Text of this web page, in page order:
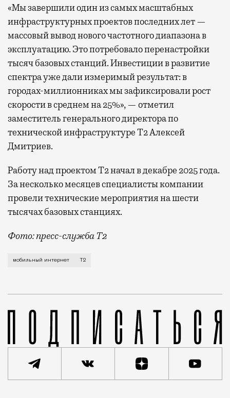
«Мы завершили один из самых масштабных
инфраструктурных проектов последних лет —
массовый вывод нового частотного диапазона в
эксплуатацию. Это потребовало перенастройки
тысяч базовых станций. Инвестиции в развитие
спектра уже дали измеримый результат: в
городах-миллионниках мы зафиксировали рост
скорости в среднем на 25%», — отметил
заместитель генерального директора по
технической инфраструктуре Т2 Алексей
Дмитриев.
Работу над проектом Т2 начал в декабре 2025 года.
За несколько месяцев специалисты компании
провели технические мероприятия на шести
тысячах базовых станциях.
Фото: пресс-служба Т2
Мобильный оператор Т2 завершил работы по
мобильный интернет Т2